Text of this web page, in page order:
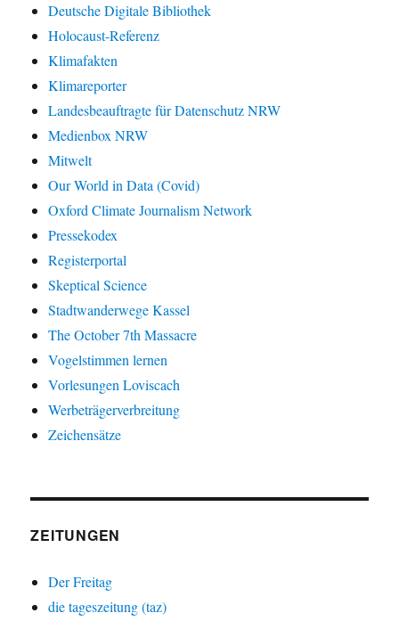
Deutsche Digitale Bibliothek
Holocaust-Referenz
Klimafakten
Klimareporter
Landesbeauftragte für Datenschutz NRW
Medienbox NRW
Mitwelt
Our World in Data (Covid)
Oxford Climate Journalism Network
Pressekodex
Registerportal
Skeptical Science
Stadtwanderwege Kassel
The October 7th Massacre
Vogelstimmen lernen
Vorlesungen Loviscach
Werbeträgerverbreitung
Zeichensätze
ZEITUNGEN
Der Freitag
die tageszeitung (taz)